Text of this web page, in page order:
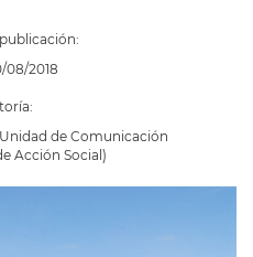
08/2018
de Comunicación
Acción Social)